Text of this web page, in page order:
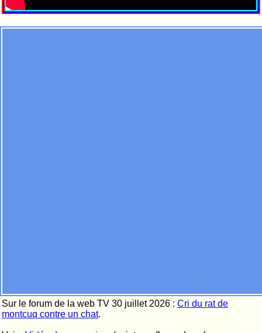
Sur le forum de la web TV 30 juillet 2026 : Cri du rat de
montcuq contre un chat.